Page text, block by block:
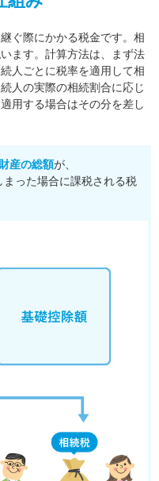
ぐ際にかかる税金です。相
ます。 計算方法は、まず法
人ごとに税率を適用して相
人の実際の相続割合に応じ
用する場合はその分を差し
産の総額が、
った場合に課税される税